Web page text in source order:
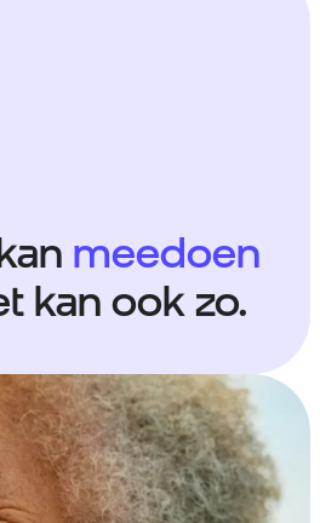
meedoen
kan ook zo.